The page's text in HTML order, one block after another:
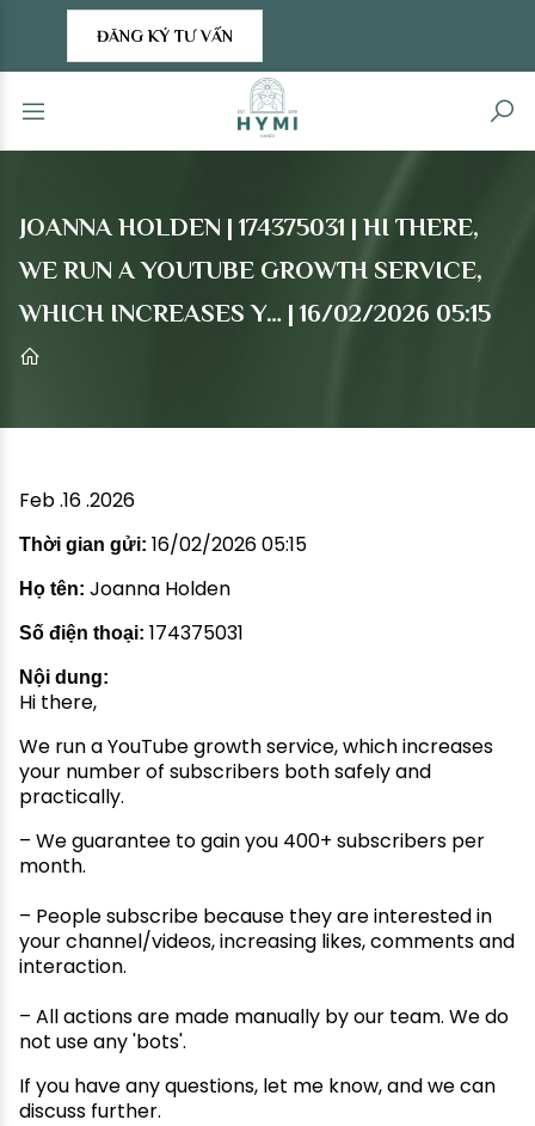
ĐĂNG KÝ TƯ VẤN
JOANNA HOLDEN | 174375031 | HI THERE,
WE RUN A YOUTUBE GROWTH SERVICE,
WHICH INCREASES Y… | 16/02/2026 05:15
Feb .16 .2026
Thời gian gửi: 16/02/2026 05:15
Họ tên: Joanna Holden
Số điện thoại: 174375031
Nội dung:
Hi there,
We run a YouTube growth service, which increases
your number of subscribers both safely and
practically.
– We guarantee to gain you 400+ subscribers per
month.
– People subscribe because they are interested in
your channel/videos, increasing likes, comments and
interaction.
– All actions are made manually by our team. We do
not use any 'bots'.
If you have any questions, let me know, and we can
discuss further.